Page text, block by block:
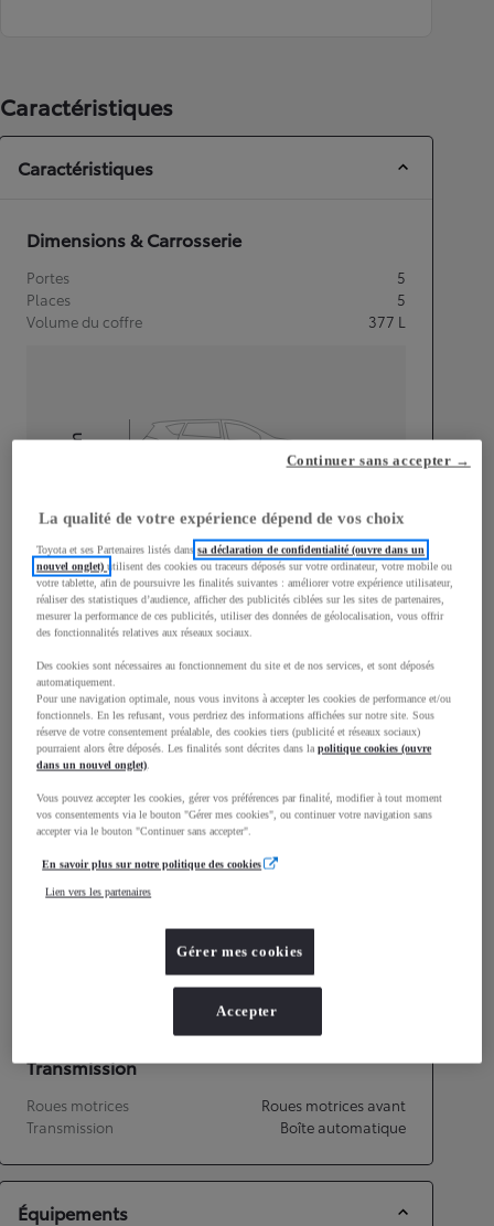
Caractéristiques
Caractéristiques
Dimensions & Carrosserie
Portes
5
Places
5
Volume du coffre
377 L
Longueur
4 360mm
mm
Largeur
1 795mm
Consommation mixte
Émissions CO2
Transmission
Roues motrices
Roues motrices avant
Transmission
Boîte automatique
Équipements
La qualité de votre expérience dépend de vos choix
Toyota et ses Partenaires listés danssa déclaration de confidentialité (ouvre dans un
nouvel onglet)utilisent des cookies ou traceurs déposés sur votre ordinateur, votre mobile ou
votre tablette, afin de poursuivre les finalités suivantes : améliorer votre expérience utilisateur,
réaliser des statistiques d’audience, afficher des publicités ciblées sur les sites de partenaires,
mesurer la performance de ces publicités, utiliser des données de géolocalisation, vous offrir
des fonctionnalités relatives aux réseaux sociaux.
Des cookies sont nécessaires au fonctionnement du site et de nos services, et sont déposés
automatiquement.
Pour une navigation optimale, nous vous invitons à accepter les cookies de performance et/ou
fonctionnels. En les refusant, vous perdriez des informations affichées sur notre site. Sous
réserve de votre consentement préalable, des cookies tiers (publicité et réseaux sociaux)
pourraient alors être déposés. Les finalités sont décrites dans lapolitique cookies (ouvre
dans un nouvel onglet).
Vous pouvez accepter les cookies, gérer vos préférences par finalité, modifier à tout moment
vos consentements via le bouton "Gérer mes cookies", ou continuer votre navigation sans
accepter via le bouton "Continuer sans accepter".
En savoir plus sur notre politique des cookies
Lien vers les partenaires
Gérer mes cookies
Continuer sans accepter →
Accepter